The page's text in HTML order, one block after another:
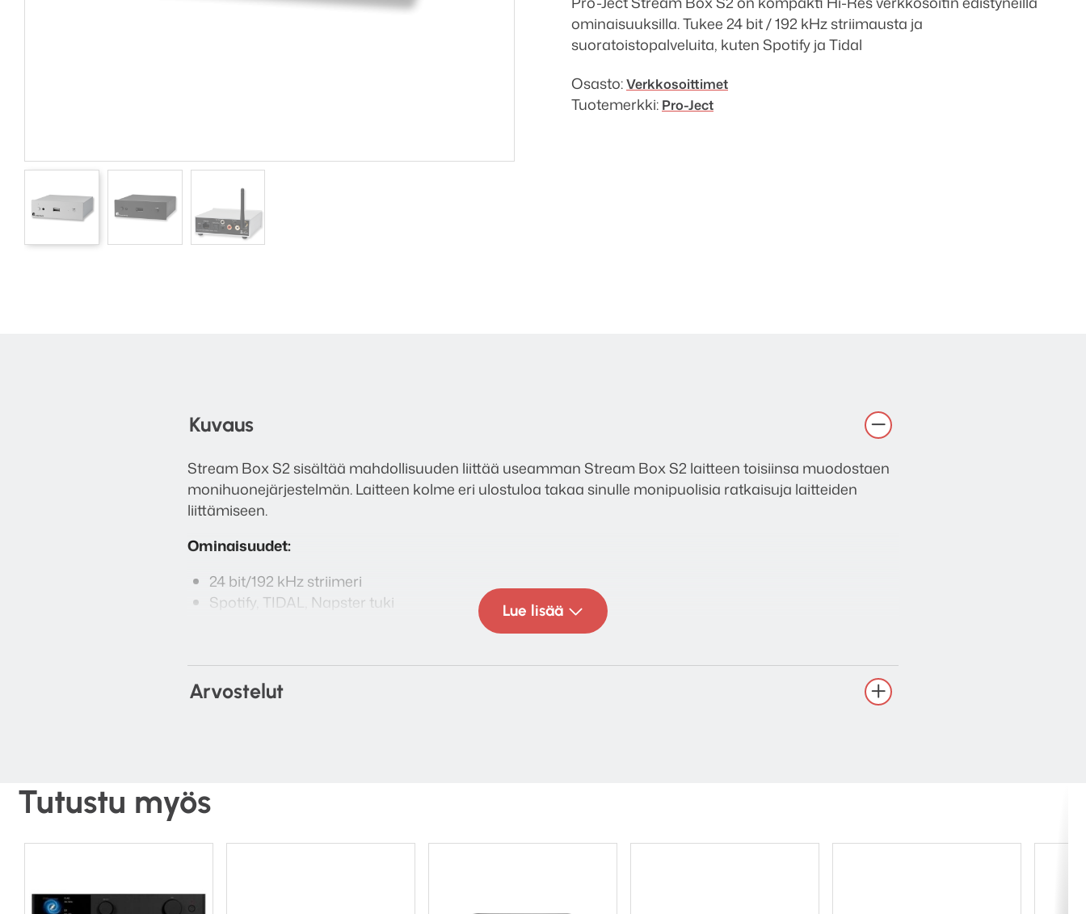
Box
S2
verkkosoitin
määrä
ominaisuuksilla. Tukee 24 bit / 192 kHz striimausta ja
suoratoistopalveluita, kuten Spotify ja Tidal
Osasto:Verkkosoittimet
Tuotemerkki: Pro-Ject
Kuvaus
Stream Box S2 sisältää mahdollisuuden liittää useamman Stream Box S2 laitteen toisiinsa muodostaen
monihuonejärjestelmän. Laitteen kolme eri ulostuloa takaa sinulle monipuolisia ratkaisuja laitteiden
liittämiseen.
Ominaisuudet:
24 bit/192 kHz striimeri
Spotify, TIDAL, Napster tuki
Multi-room + Partymode tuki
Stereo paritus
Ilmainen appi (Pro-Ject Stream S2) (iOS/Android)
Tekniset tiedot:
Lue lisää
Arvostelut
Tutustu myös